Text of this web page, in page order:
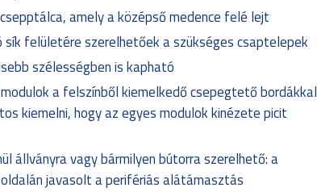
amely a középső medence felé lejt
felületére szerelhetőek a szükséges csaptelepek
szélességben is kapható
a felszínből kiemelkedő csepegtető bordákkal
kiemelni, hogy az egyes modulok kinézete picit
állványra vagy bármilyen bútorra szerelhető: a
javasolt a perifériás alátámasztás